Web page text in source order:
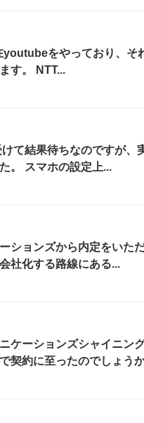
をやっており、そ
す。 NTT...
て結果待ちなのですが、
。 スマホの設定上...
ションズから内定をいた
社化する路線にある...
ケーションズシャイニン
契約に至ったのでしょう